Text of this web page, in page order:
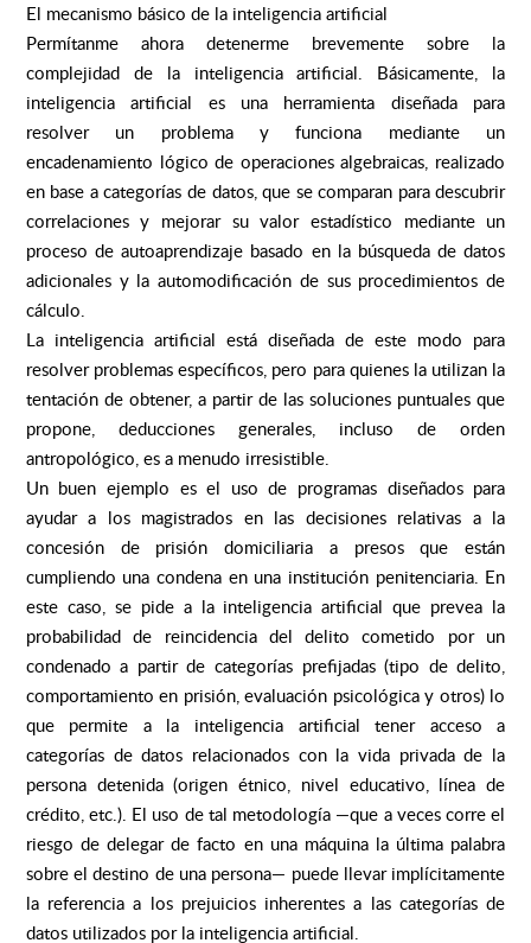
El mecanismo básico de la inteligencia artificial
Permítanme ahora detenerme brevemente sobre la
complejidad de la inteligencia artificial. Básicamente, la
inteligencia artificial es una herramienta diseñada para
resolver un problema y funciona mediante un
encadenamiento lógico de operaciones algebraicas, realizado
en base a categorías de datos, que se comparan para descubrir
correlaciones y mejorar su valor estadístico mediante un
proceso de autoaprendizaje basado en la búsqueda de datos
adicionales y la automodificación de sus procedimientos de
cálculo.
La inteligencia artificial está diseñada de este modo para
resolver problemas específicos, pero para quienes la utilizan la
tentación de obtener, a partir de las soluciones puntuales que
propone, deducciones generales, incluso de orden
antropológico, es a menudo irresistible.
Un buen ejemplo es el uso de programas diseñados para
ayudar a los magistrados en las decisiones relativas a la
concesión de prisión domiciliaria a presos que están
cumpliendo una condena en una institución penitenciaria. En
este caso, se pide a la inteligencia artificial que prevea la
probabilidad de reincidencia del delito cometido por un
condenado a partir de categorías prefijadas (tipo de delito,
comportamiento en prisión, evaluación psicológica y otros) lo
que permite a la inteligencia artificial tener acceso a
categorías de datos relacionados con la vida privada de la
persona detenida (origen étnico, nivel educativo, línea de
crédito, etc.). El uso de tal metodología —que a veces corre el
riesgo de delegar de facto en una máquina la última palabra
sobre el destino de una persona— puede llevar implícitamente
la referencia a los prejuicios inherentes a las categorías de
datos utilizados por la inteligencia artificial.